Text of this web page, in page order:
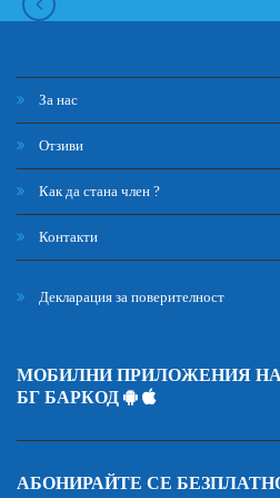
За нас
Отзиви
Как да стана член ?
Контакти
Декларация за поверителност
МОБИЛНИ ПРИЛОЖЕНИЯ
БГ БАРКОД
АБОНИРАЙТЕ СЕ